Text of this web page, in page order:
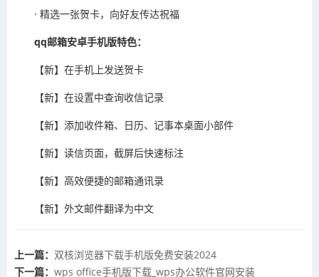
· 精选一张贺卡，向好友传达祝福
qq邮箱安卓手机版特色：
【新】在手机上发送贺卡
【新】在设置中查询收信记录
【新】添加收件箱、日历、记事本桌面小部件
【新】读信页面，截屏后快速标注
【新】高效便捷的邮箱通讯录
【新】外文邮件翻译为中文
上一篇： ​双核浏览器下载手机版免费安装2024
下一篇： ​wps office手机版下载_wps办公软件官网安装